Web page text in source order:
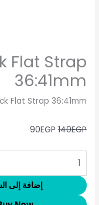
Flat Strap
36:41mm
Flat Strap 36:41mm
140EGP
90EGP
إضافة إلى